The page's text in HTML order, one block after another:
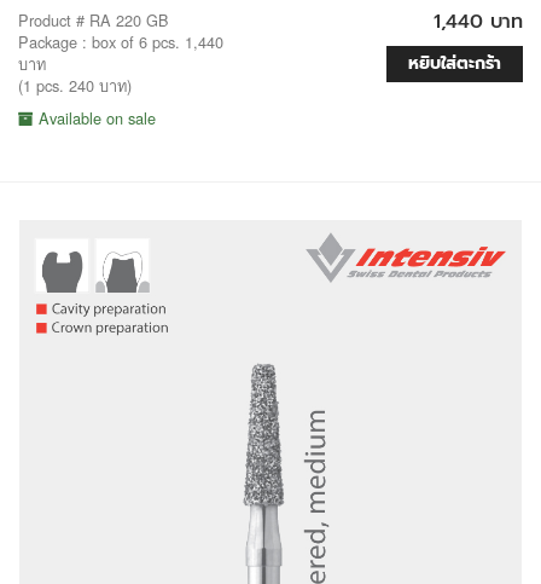
Product # RA 220 GB
Package : box of 6 pcs. 1,440
บาท
(1 pcs. 240 บาท)
Available on sale
1,440 บาท
หยิบใส่ตะกร้า